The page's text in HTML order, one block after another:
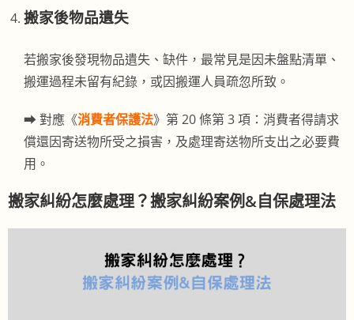
搬家後物品遺失
若搬家後發現物品遺失、缺件，最常見是因未盤點清單、
搬運過程未留有紀錄，或因搬運人員疏忽所致。
➡︎ 對應《消費者保護法》第 20 條第 3 項：消費者得請求
償還因寄送物所受之損害，及處理寄送物所支出之必要費
用。
搬家糾紛怎麼處理？搬家糾紛案例&自保處理法